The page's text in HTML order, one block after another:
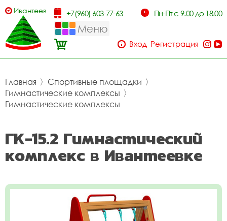
Ивантеевка +7(960) 603-77-63 Пн-Пт с 9.00 до 18.00
Меню
Вход Регистрация
Главная 〉 Спортивные площадки 〉
Гимнастические комплексы 〉
Гимнастические комплексы
ГК-15.2 Гимнастический
комплекс в Ивантеевке